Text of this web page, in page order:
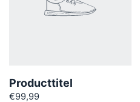
Producttitel
€99,99